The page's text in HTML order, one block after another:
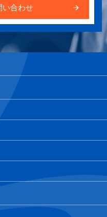
い合わせ